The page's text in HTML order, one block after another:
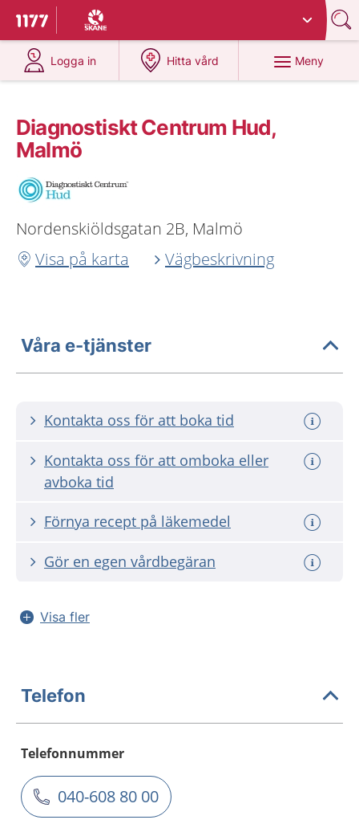
Till startsidan för 1177
Du har valt region
Logga in
på 1177.se
Hitta vård
på 1177.se
Meny
Diagnostiskt Centrum Hud,
Malmö
Nordenskiöldsgatan 2B, Malmö
Visa på karta
Vägbeskrivning
Våra e-tjänster
Kontakta oss för att boka tid
Kontakta oss för att omboka eller
avboka tid
Förnya recept på läkemedel
Gör en egen vårdbegäran
Visa fler
Telefon
Telefonnummer
040-608 80 00